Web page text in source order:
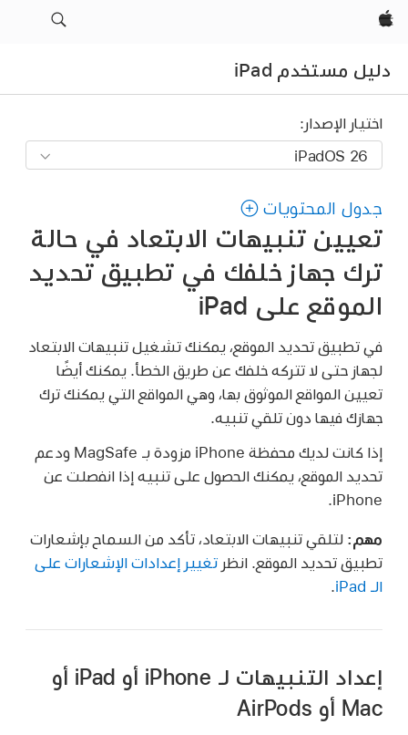
Apple‏
دليل مستخدم iPad
اختيار الإصدار:
جدول المحتويات
تعيين تنبيهات الابتعاد في حالة
ترك جهاز خلفك في تطبيق تحديد
الموقع على iPad
في تطبيق تحديد الموقع، يمكنك تشغيل تنبيهات الابتعاد
لجهاز حتى لا تتركه خلفك عن طريق الخطأ. يمكنك أيضًا
تعيين المواقع الموثوق بها، وهي المواقع التي يمكنك ترك
جهازك فيها دون تلقي تنبيه.
إذا كانت لديك محفظة iPhone مزودة بـ MagSafe ودعم
تحديد الموقع، يمكنك الحصول على تنبيه إذا انفصلت عن
iPhone.
مهم: لتلقي تنبيهات الابتعاد، تأكد من السماح بإشعارات
تطبيق تحديد الموقع. انظر تغيير إعدادات الإشعارات على
الـ iPad
إعداد التنبيهات لـ iPhone أو iPad أو
Mac أو AirPods